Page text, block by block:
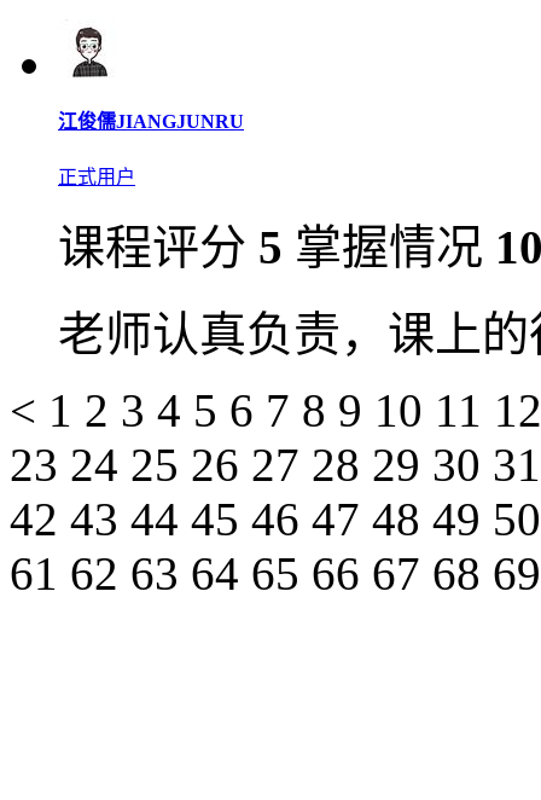
江俊儒JIANGJUNRU
正式用户
课程评分 5 掌握情况
老师认真负责，课上的
< 1 2 3 4 5 6 7 8 9 10 11
23 24 25 26 27 28 29 30
42 43 44 45 46 47 48 49
61 62 63 64 65 66 67 68